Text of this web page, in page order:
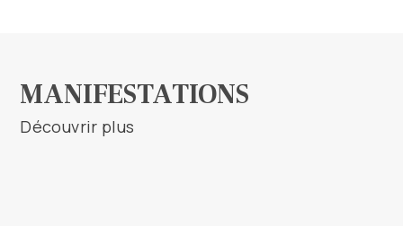
Destination
Que faire
MANIFESTATIONS
Découvrir plus